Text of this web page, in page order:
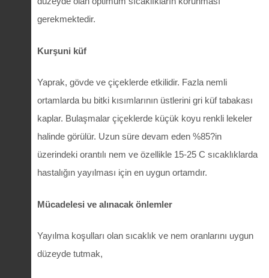
gerekmektedir.
Kurşuni küf
Yaprak, gövde ve çiçeklerde etkilidir. Fazla nemli
ortamlarda bu bitki kısımlarının üstlerini gri küf tabakası
kaplar. Bulaşmalar çiçeklerde küçük koyu renkli lekeler
halinde görülür. Uzun süre devam eden %85?in
üzerindeki orantılı nem ve özellikle 15-25 C sıcaklıklarda
hastalığın yayılması için en uygun ortamdır.
Mücadelesi ve alınacak önlemler
Yayılma koşulları olan sıcaklık ve nem oranlarını uygun
düzeyde tutmak,